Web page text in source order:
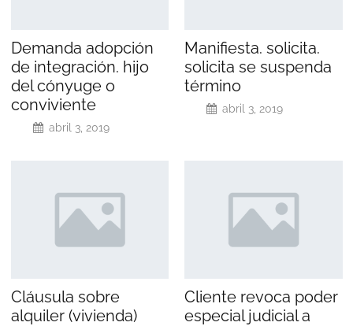
Demanda adopción
de integración. hijo
del cónyuge o
conviviente
abril 3, 2019
Manifiesta. solicita.
solicita se suspenda
término
abril 3, 2019
Cláusula sobre
alquiler (vivienda)
Cliente revoca poder
especial judicial a